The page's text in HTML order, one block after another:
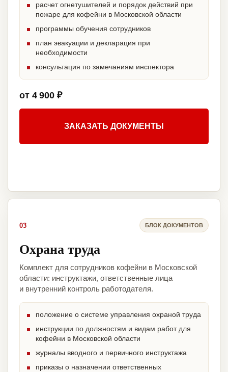
расчет огнетушителей и порядок действий при
пожаре для кофейни в Московской области
программы обучения сотрудников
план эвакуации и декларация при
необходимости
консультация по замечаниям инспектора
от 4 900 ₽
ЗАКАЗАТЬ ДОКУМЕНТЫ
03 БЛОК ДОКУМЕНТОВ
Охрана труда
Комплект для сотрудников кофейни в Московской
области: инструктажи, ответственные лица
и внутренний контроль работодателя.
положение о системе управления охраной труда
инструкции по должностям и видам работ для
кофейни в Московской области
журналы вводного и первичного инструктажа
приказы о назначении ответственных